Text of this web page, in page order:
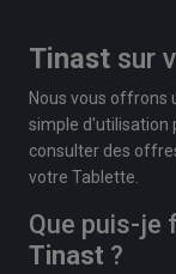
Tinast sur
Nous vous offrons
simple d'utilisation
consulter des
votre Tablette.
Que puis-je
Tinast ?